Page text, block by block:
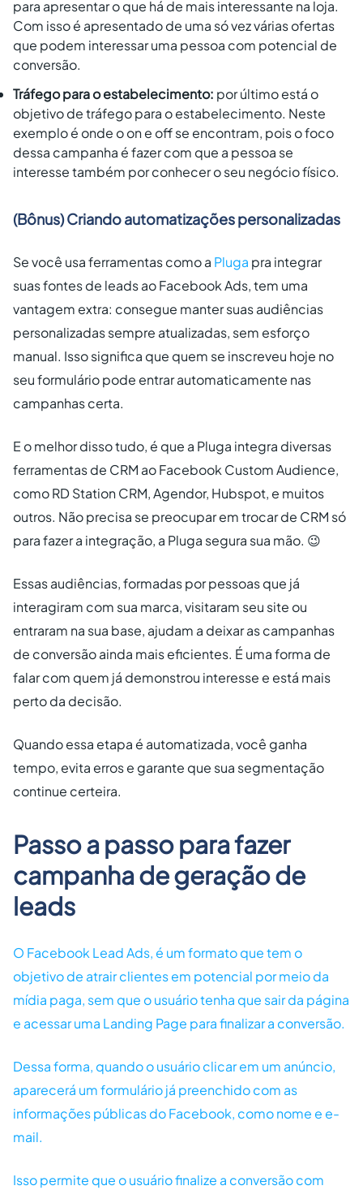
para apresentar o que há de mais interessante na loja.
Com isso é apresentado de uma só vez várias ofertas
que podem interessar uma pessoa com potencial de
conversão.
Tráfego para o estabelecimento: por último está o
objetivo de tráfego para o estabelecimento. Neste
exemplo é onde o on e off se encontram, pois o foco
dessa campanha é fazer com que a pessoa se
interesse também por conhecer o seu negócio físico.
(Bônus) Criando automatizações personalizadas
Se você usa ferramentas como a Pluga pra integrar
suas fontes de leads ao Facebook Ads, tem uma
vantagem extra: consegue manter suas audiências
personalizadas sempre atualizadas, sem esforço
manual. Isso significa que quem se inscreveu hoje no
seu formulário pode entrar automaticamente nas
campanhas certa.
E o melhor disso tudo, é que a Pluga integra diversas
ferramentas de CRM ao Facebook Custom Audience,
como RD Station CRM, Agendor, Hubspot, e muitos
outros. Não precisa se preocupar em trocar de CRM só
para fazer a integração, a Pluga segura sua mão. 😉
Essas audiências, formadas por pessoas que já
interagiram com sua marca, visitaram seu site ou
entraram na sua base, ajudam a deixar as campanhas
de conversão ainda mais eficientes. É uma forma de
falar com quem já demonstrou interesse e está mais
perto da decisão.
Quando essa etapa é automatizada, você ganha
tempo, evita erros e garante que sua segmentação
continue certeira.
Passo a passo para fazer
campanha de geração de
leads
O Facebook Lead Ads, é um formato que tem o
objetivo de atrair clientes em potencial por meio da
mídia paga, sem que o usuário tenha que sair da página
e acessar uma Landing Page para finalizar a conversão.
Dessa forma, quando o usuário clicar em um anúncio,
aparecerá um formulário já preenchido com as
informações públicas do Facebook, como nome e e-
mail.
Isso permite que o usuário finalize a conversão com